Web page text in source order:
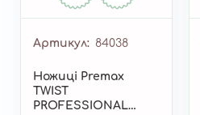
Артикул 84038
Ножиці Premax
TWIST
PROFESSIONAL